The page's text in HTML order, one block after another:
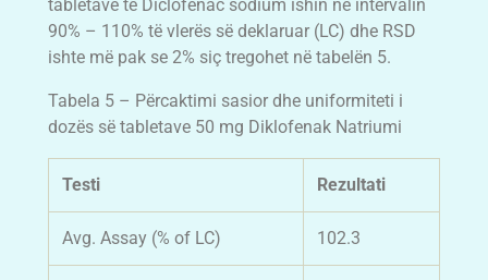
tabletave të Diclofenac sodium ishin në intervalin
90% – 110% të vlerës së deklaruar (LC) dhe RSD
ishte më pak se 2% siç tregohet në tabelën 5.
Tabela 5 – Përcaktimi sasior dhe uniformiteti i
dozës së tabletave 50 mg Diklofenak Natriumi
Testi Rezultati
Avg. Assay (% of LC) 102.3